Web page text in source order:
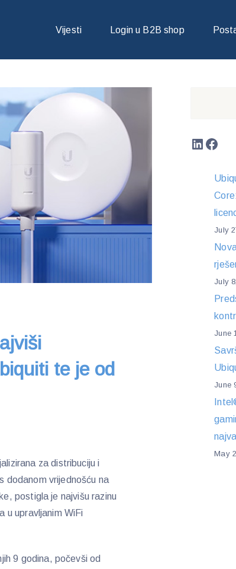
Vijesti Login u B2B shop
STATUS U TVRTKI UBIQUITI TE JE OD SADA
te je od
za distribuciju i
dodanom vrijednošću na
postigla je najvišu razinu
u upravljanim WiFi
9 godina, počevši od
July
July
June
June
May